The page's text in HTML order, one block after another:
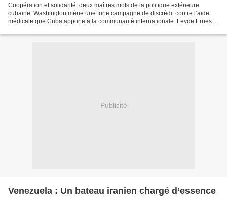
Coopération et solidarité, deux maîtres mots de la politique extérieure
cubaine. Washington mène une forte campagne de discrédit contre l’aide
médicale que Cuba apporte à la communauté internationale. Leyde Ernesto
Publicité
Venezuela : Un bateau iranien chargé d’essence